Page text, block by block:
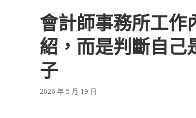
會計師事務所工作
紹，而是判斷自己
子
2026 年 5 月 19 日